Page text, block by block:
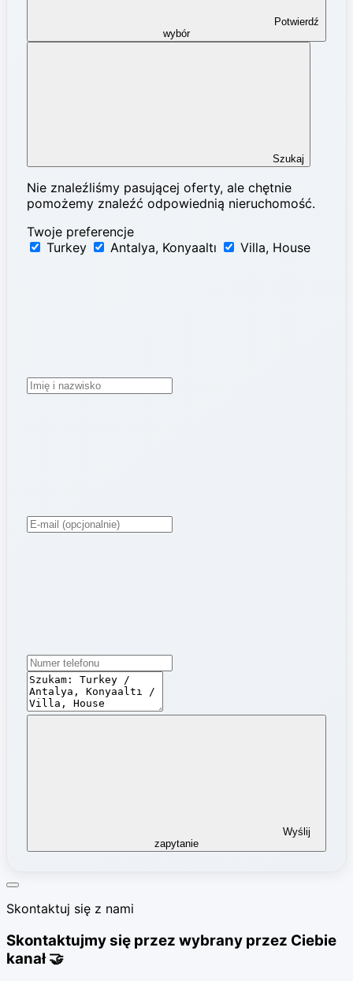
wybór
Szukaj
Nie znaleźliśmy pasującej oferty, ale chętnie
pomożemy znaleźć odpowiednią nieruchomość.
Twoje preferencje
Turkey
Antalya, Konyaaltı Villa, House
zapytanie
Skontaktuj się z nami
Skontaktujmy się przez wybrany przez Ciebie
kanał 🤝